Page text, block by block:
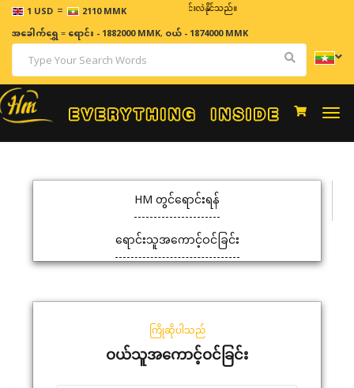
1 USD = 2110 MMK
ဈေးနှုန်းများသည် အချိန်နှင့် အမျှပြောင်းလဲနိုင်သည်။
အခေါက်ရွှေ=ရောင်း - 1882000 MMK, ဝယ် - 1874000 MMK
HM တွင်ရောင်းရန်
ရောင်းသူအကောင့်ဝင်ခြင်း
ကြိုဆိုပါသည်
ဝယ်သူအကောင့်ဝင်ခြင်း